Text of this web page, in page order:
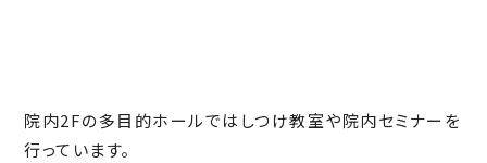
院内2Fの多目的ホールではしつけ教室や院内セミナーを
行っています。